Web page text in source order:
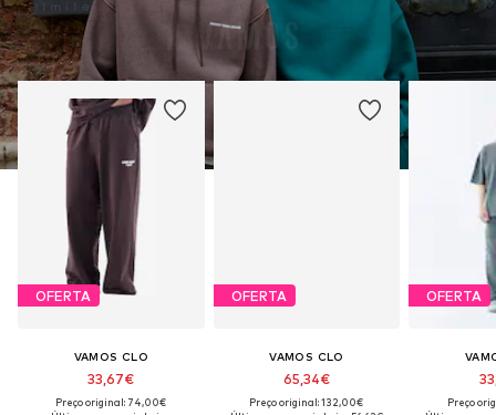
OFERTA
VAMOS CLO
33,67€
Preço original: 74,00€
OFERTA
VAMOS CLO
65,34€
Preço original: 132,00€
OFERTA
Preço